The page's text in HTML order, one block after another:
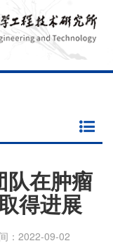
队在肿瘤
得进展
：2022-09-02